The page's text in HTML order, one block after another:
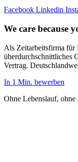
Facebook Linkedin
We care because
Als Zeitarbeitsfirma für
überdurchschnittliches
Vertrag.
In 1 Min. bewerben
Ohne Lebenslauf, ohne